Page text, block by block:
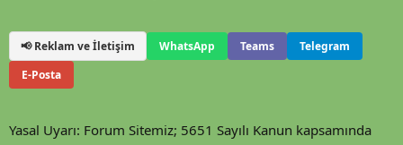
📢 Reklam ve İletişim WhatsApp Teams
Telegram
E-Posta
Yasal Uyarı: Forum Sitemiz; 5651 Sayılı Kanun kapsamında